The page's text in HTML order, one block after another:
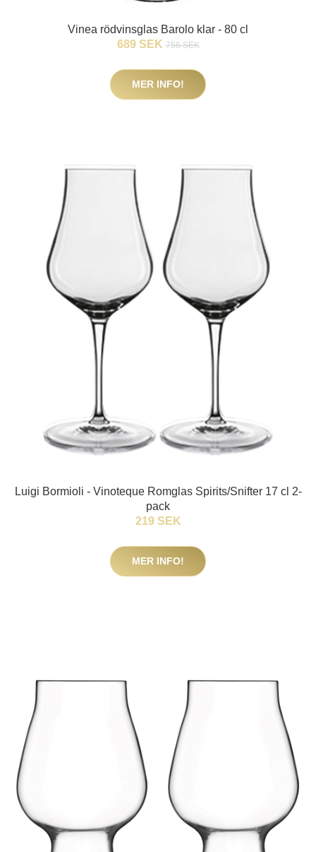
Vinea rödvinsglas Barolo klar - 80 cl
689 SEK 756 SEK
MER INFO!
Luigi Bormioli - Vinoteque Romglas Spirits/Snifter 17 cl 2-
pack
219 SEK
MER INFO!